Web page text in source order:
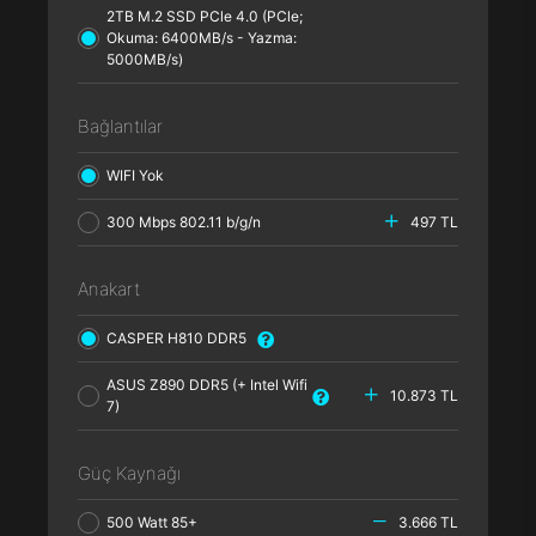
2TB M.2 SSD PCle 4.0 (PCle;
Okuma: 6400MB/s - Yazma:
5000MB/s)
Bağlantılar
WIFI Yok
300 Mbps 802.11 b/g/n 497 TL
Anakart
CASPER H810 DDR5
ASUS Z890 DDR5 (+ Intel Wifi
7)
10.873 TL
Güç Kaynağı
500 Watt 85+ 3.666 TL